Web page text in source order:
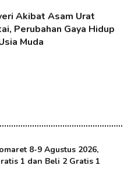
Akibat Asam Urat
Perubahan Gaya Hidup
Muda
8-9 Agustus 2026,
1 dan Beli 2 Gratis 1